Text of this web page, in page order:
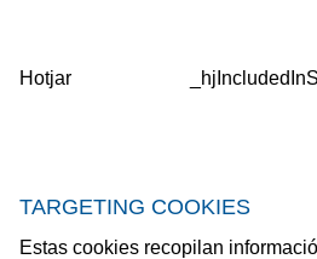
Hotjar
TARGETING COOKIES
Estas cookies recopilan